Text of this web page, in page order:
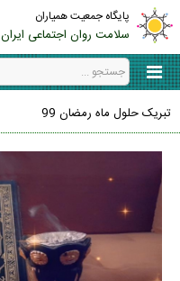
پایگاه جمعیت همیاران
سلامت روان اجتماعی ایران
تبریک حلول ماه رمضان 99